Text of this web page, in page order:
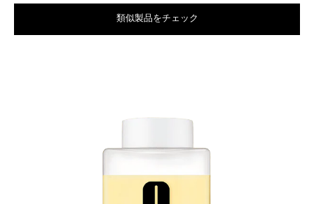
類似製品をチェック